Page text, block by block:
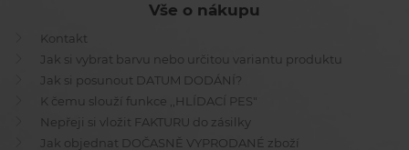
Vše o nákupu
Kontakt
Jak si vybrat barvu nebo určitou variantu produktu
Jak si posunout DATUM DODÁNÍ?
K čemu slouží funkce ,,HLÍDACÍ PES"
Nepřeji si vložit FAKTURU do zásilky
Jak objednat DOČASNĚ VYPRODANÉ zboží